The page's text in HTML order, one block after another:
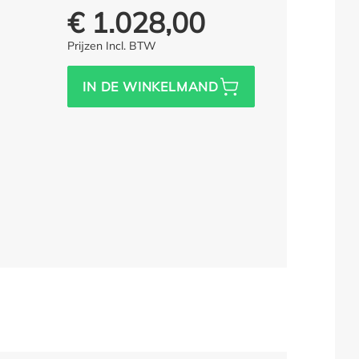
Prijs voor iedereen:
€ 1.028,00
Prijzen Incl. BTW
IN DE WINKELMAND